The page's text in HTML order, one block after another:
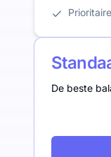
De beste